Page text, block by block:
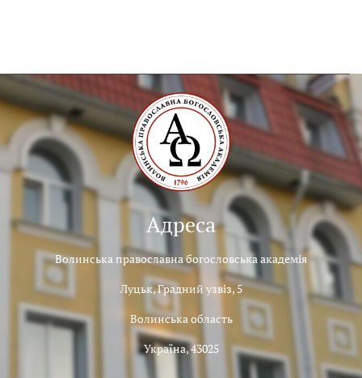
Адреса
Волинська православна богословська академія
Луцьк, Градний узвіз, 5
Волинська область
Україна, 43025